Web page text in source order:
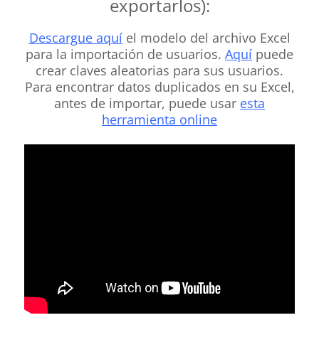
exportarlos):
Descargue aquíel modelo del archivo Excel
para la importación de usuarios. Aquí puede
crear claves aleatorias para sus usuarios.
Para encontrar datos duplicados en su Excel,
antes de importar, puede usar esta
herramienta online